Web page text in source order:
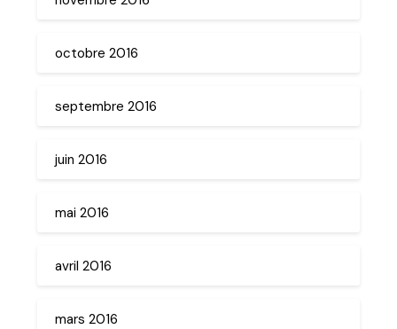
octobre 2016
septembre 2016
juin 2016
mai 2016
avril 2016
mars 2016